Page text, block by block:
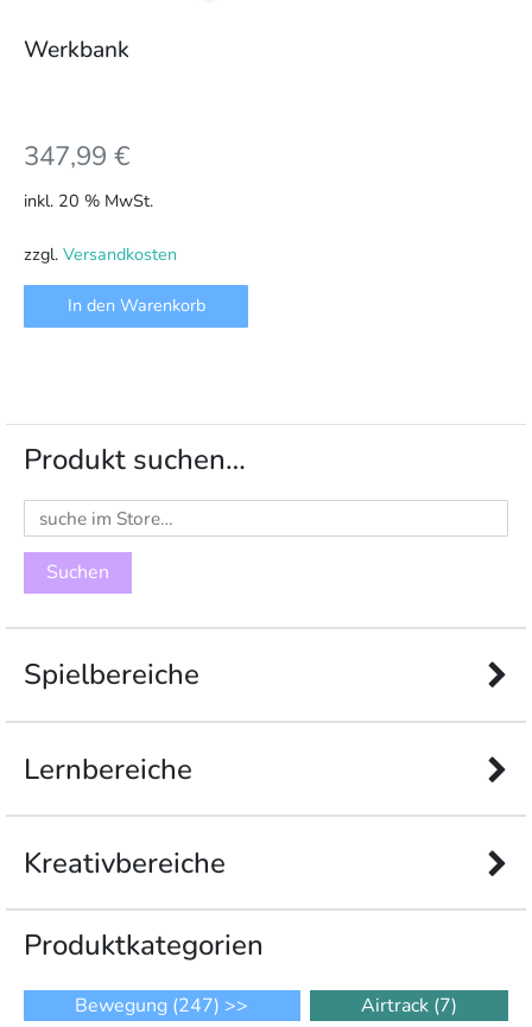
Werkbank
347,99 €
inkl. 20 % MwSt.
zzgl. Versandkosten
In den Warenkorb
Produkt suchen…
Suchen
nach:
Spielbereiche
Lernbereiche
Kreativbereiche
Produkt­kategorien
Bewegung (247) >> Airtrack (7)